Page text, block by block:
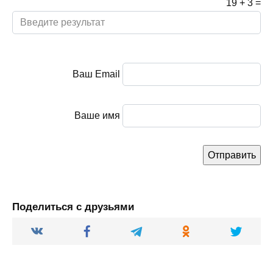
19 + 3 =
Ваш Email
Ваше имя
Поделиться с друзьями